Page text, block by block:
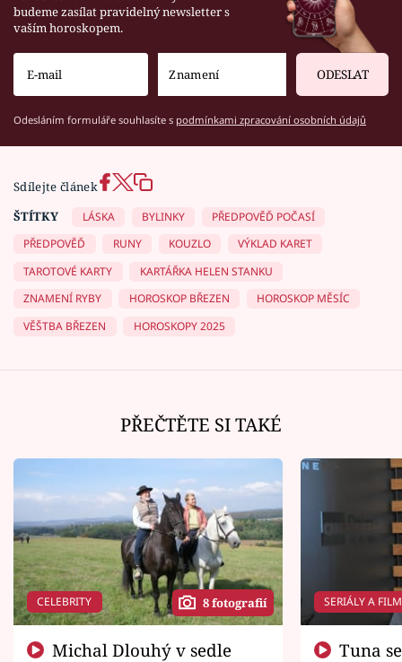
budeme zasílat pravidelný newsletter s
vaším horoskopem.
ODESLAT
Odesláním formuláře souhlasíte s podmínkami zpracování osobních údajů
Sdílejte článek
ŠTÍTKY
LÁSKA BYLINKY
PŘEDPOVĚĎ POČASÍ
PŘEDPOVĚĎ
RUNY KOUZLO
VÝKLAD KARET
TAROTOVÉ KARTY
KARTÁŘKA HELEN STANKU
ZNAMENÍ RYBY
HOROSKOP BŘEZEN
HOROSKOP MĚSÍC
VĚŠTBA BŘEZEN
HOROSKOPY 2025
PŘEČTĚTE SI TAKÉ
CELEBRITY 8 fotografií SERIÁLY A